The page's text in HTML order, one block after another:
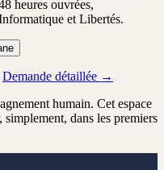
heures ouvrées,
et Libertés.
Demande détaillée →
humain. Cet espace
dans les premiers